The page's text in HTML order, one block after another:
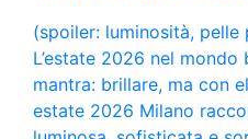
(spoiler: luminosità,
L’estate 2026 nel mondo
mantra: brillare, ma con
estate 2026 Milano